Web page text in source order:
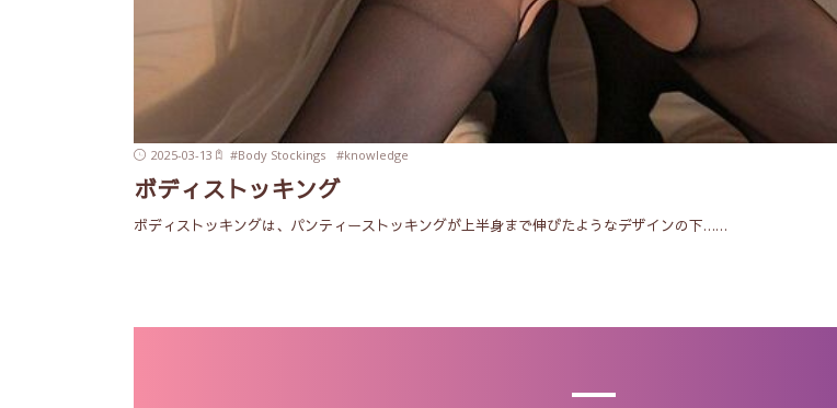
2025-03-13 #Body Stockings #knowledge
ボディストッキング
ボディストッキングは、パンティーストッキングが上半身まで伸びたようなデザインの下……